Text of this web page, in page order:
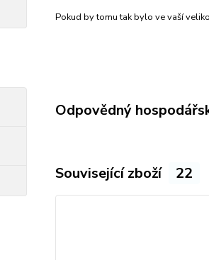
Pokud by tomu tak bylo ve vaší
Odpovědný
Související zboží 22